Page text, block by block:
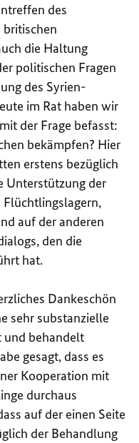
des
britischen
die Haltung
politischen Fragen
des Syrien-
im Rat haben wir
der Frage befasst:
bekämpfen? Hier
erstens bezüglich
Unterstützung der
Flüchtlingslagern,
auf der anderen
den die
hat.
Dankeschön
sehr substanzielle
und behandelt
gesagt, dass es
Kooperation mit
durchaus
auf der einen Seite
der Behandlung